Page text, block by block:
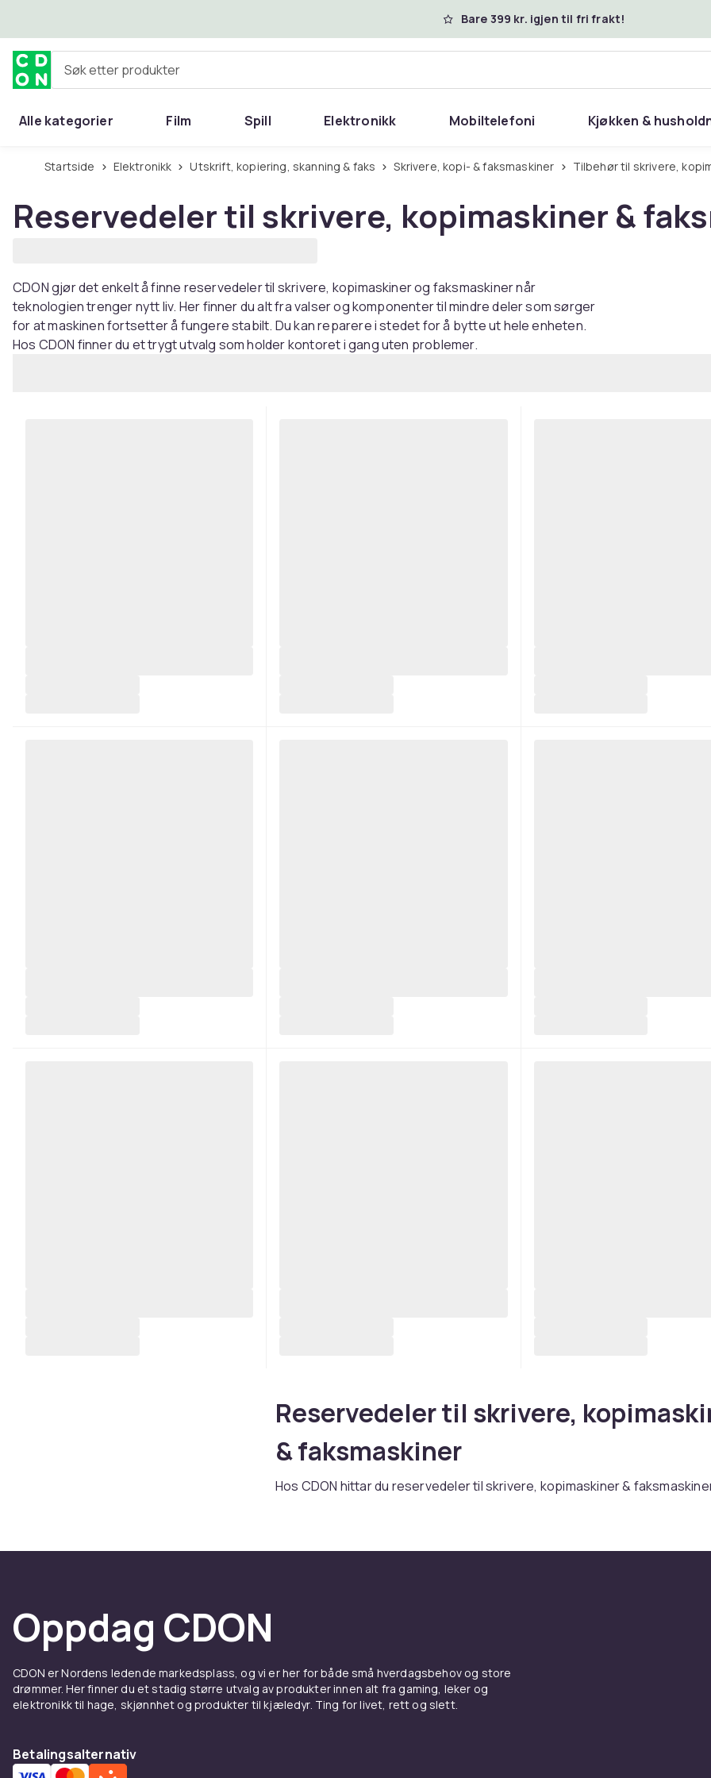
Bare 399 kr. igjen til fri frakt!
Søk etter produkter
Alle kategorier Film Spill Elektronikk Mobiltelefoni Kjøkken &
Startside Elektronikk Utskrift, kopiering, skanning & faks Skrivere, kopi- & faksmaskiner Tilbehør til skrivere,
Reservedeler til skrivere, kopimaskiner &
CDON gjør det enkelt å finne reservedeler til skrivere, kopimaskiner og faksmaskiner når
teknologien trenger nytt liv. Her finner du alt fra valser og komponenter til mindre deler som sørger
for at maskinen fortsetter å fungere stabilt. Du kan reparere i stedet for å bytte ut hele enheten.
Hos CDON finner du et trygt utvalg som holder kontoret i gang uten problemer.
Reservedeler til skrivere,
& faksmaskiner
Hos CDON hittar du reservedeler til skrivere, kopimaskiner &
Utforska sortimentet hos CDON.
Hos CDON finner du reservedeler til skrivere, kopimaskiner &
Epson, Canon, Brother og Lexmark. Enten du trenger OEM-originaler for
garantien eller kompatible tredjepartsalternativer, finner du riktig valg
Oppdag CDON
CDON er Nordens ledende markedsplass, og vi er her for både små hverdagsbehov og store
drømmer. Her finner du et stadig større utvalg av produkter innen alt fra gaming, leker og
elektronikk til hage, skjønnhet og produkter til kjæledyr. Ting for livet, rett og slett.
Betalingsalternativ